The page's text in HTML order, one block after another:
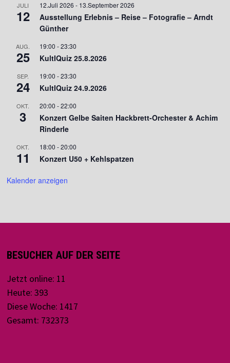
JULI
12
12.Juli 2026 - 13.September 2026
Ausstellung Erlebnis – Reise – Fotografie – Arndt
Günther
AUG.
25
19:00 -23:30
KultIQuiz 25.8.2026
SEP.
24
19:00 -23:30
KultIQuiz 24.9.2026
OKT.
3
20:00 -22:00
Konzert Gelbe Saiten Hackbrett-Orchester & Achim
Rinderle
OKT.
11
18:00 -20:00
Konzert U50 + Kehlspatzen
Kalender anzeigen
BESUCHER AUF DER SEITE
Jetzt online: 11
Heute: 393
Diese Woche: 1417
Gesamt: 732373